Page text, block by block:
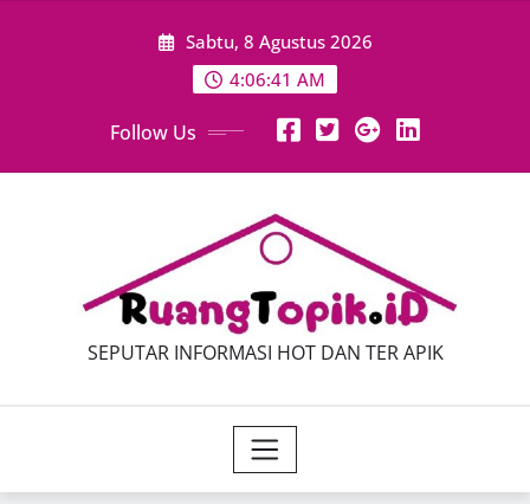
Sabtu, 8 Agustus 2026
4:06:42 AM
Follow Us
SEPUTAR INFORMASI HOT DAN TER APIK